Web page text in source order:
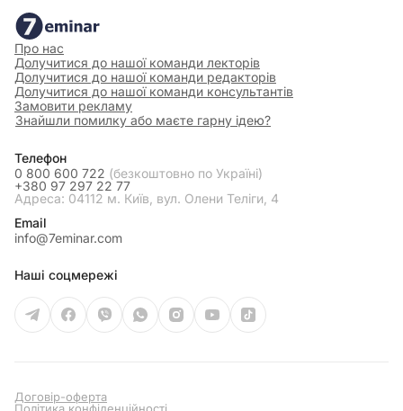
Про нас
Долучитися до нашої команди лекторів
Долучитися до нашої команди редакторів
Долучитися до нашої команди консультантів
Замовити рекламу
Знайшли помилку або маєте гарну ідею?
Телефон
0 800 600 722 (безкоштовно по Україні)
+380 97 297 22 77
Адреса: 04112 м. Київ, вул. Олени Теліги, 4
Email
info@7eminar.com
Наші соцмережі
Договір-оферта